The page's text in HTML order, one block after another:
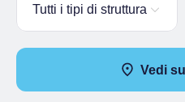
Tutti i tipi di struttura
Vedi